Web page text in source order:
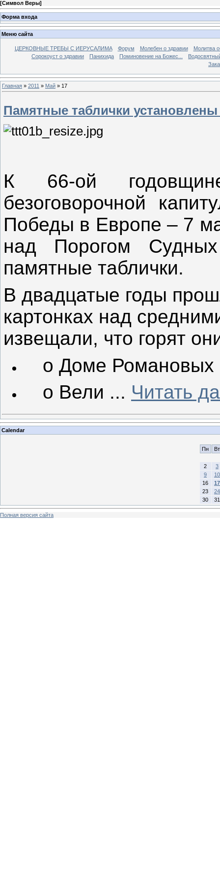
[Символ Веры]
Форма входа
Меню сайта
ЦЕРКОВНЫЕ ТРЕБЫ С ИЕРУСАЛИМА Форум Молебен о здравии
Молитва
Сорокоуст о здравии
Панихида Поминовение на Божес...
Главная » 2011 » Май » 17
Памятные таблички
К 66-ой
безоговорочной
Победы в Европе – 7
над Порогом
памятные таблички.
В двадцатые годы
картонках над
извещали, что горят
о Доме Романовых
о Вели ... Читать
Calendar
Пн Вт
2
3
9
10
16
17
23
24
30
31
Полная версия сайта